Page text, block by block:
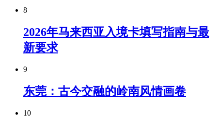
8
2026年马来西亚入境卡填写指南与最
新要求
9
东莞：古今交融的岭南风情画卷
10